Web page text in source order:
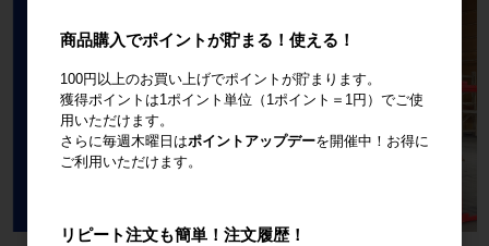
商品購入でポイントが貯まる！使える！
100円以上のお買い上げでポイントが貯まります。
獲得ポイントは1ポイント単位（1ポイント＝1円）でご使
用いただけます。
さらに毎週木曜日はポイントアップデーを開催中！お得に
ご利用いただけます。
リピート注文も簡単！注文履歴！